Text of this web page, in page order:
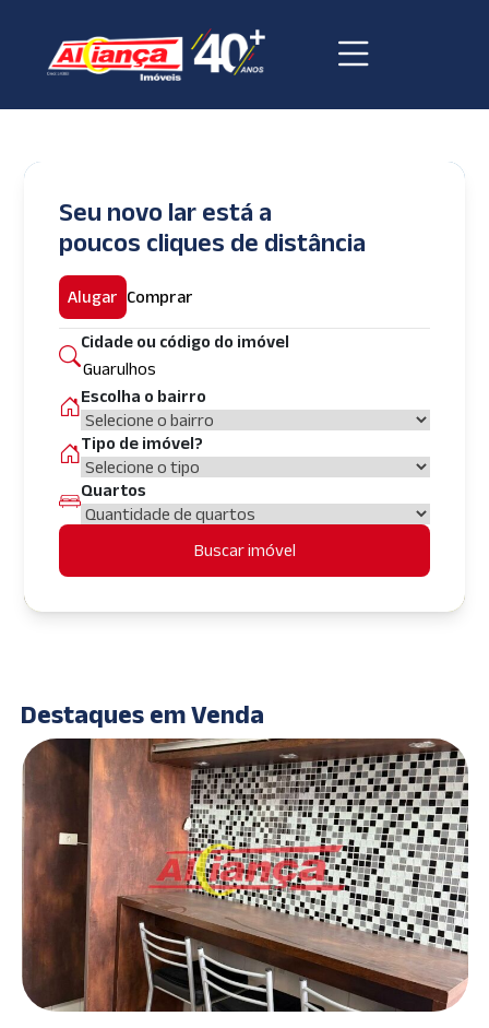
Seu novo lar está a
poucos cliques de distância
Alugar Comprar
Cidade ou código do imóvel
Escolha o bairro
Tipo de imóvel?
Quartos
Buscar imóvel
Destaques em Venda